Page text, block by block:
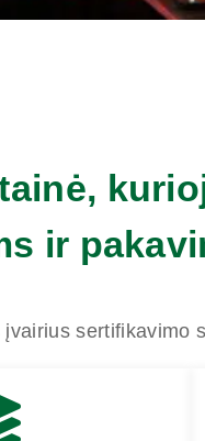
ir
sertifikavimo